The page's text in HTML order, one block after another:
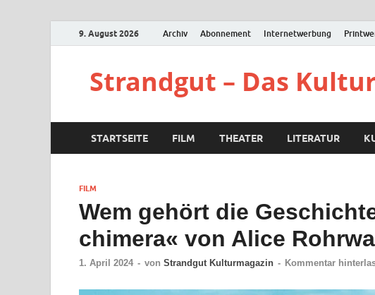
9. August 2026 Archiv Abonnement Internetwerbung
Strandgut – Das
STARTSEITE FILM THEATER LITERATUR
FILM
Wem gehört die
chimera« von Alice
1. April 2024 - von Strandgut Kulturmagazin - Kommentar